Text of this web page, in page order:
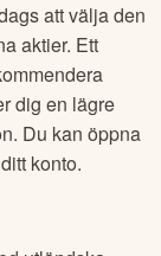
att välja den
aktier. Ett
dig en lägre
Du kan öppna
konto.